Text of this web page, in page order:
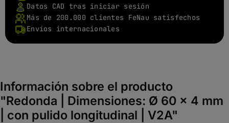
Datos CAD tras iniciar sesión
Más de 200.000 clientes FeNau satisfechos
Envíos internacionales
Información sobre el producto
"Redonda | Dimensiones: Ø 60 x 4 mm
| con pulido longitudinal | V2A"